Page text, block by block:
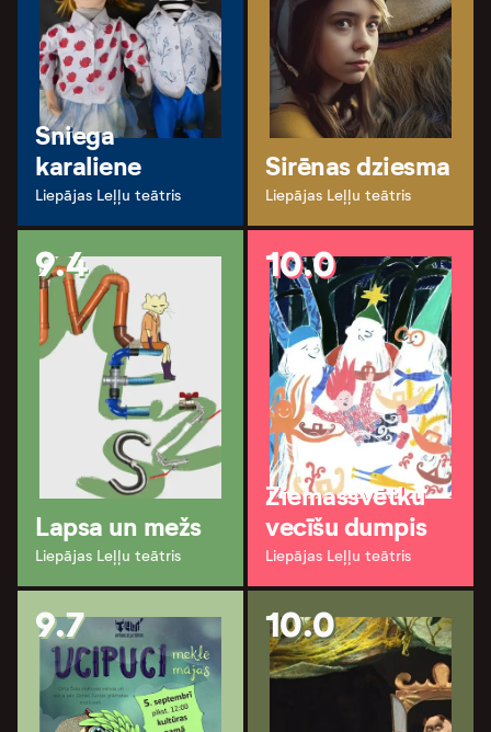
Sniega
karaliene
Liepājas Leļļu teātris
Sirēnas dziesma
Liepājas Leļļu teātris
9.4
Lapsa un mežs
Liepājas Leļļu teātris
10.0
Ziemassvētku
vecīšu dumpis
Liepājas Leļļu teātris
9.7 10.0